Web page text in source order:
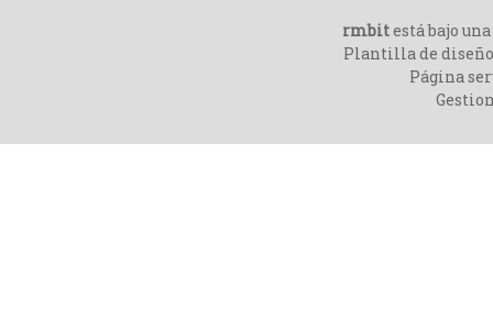
rmbitestá bajo una
Plantilla de
Página